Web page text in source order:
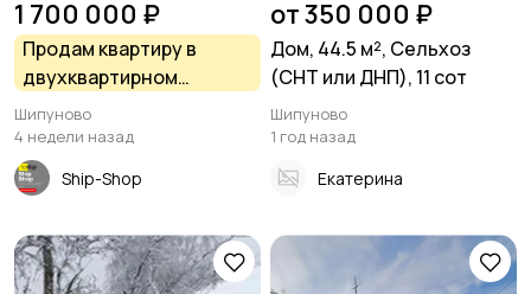
1 700 000 ₽
Продам квартиру в
двухквартирном
кирпичном доме в с.
Шипуново(Российского
сельсовета)
Шипуново
4 недели назад
Ship-Shop
от 350 000 ₽
Дом, 44.5 м², Сельхоз
(СНТ или ДНП), 11 сот
Шипуново
1 год назад
Екатерина